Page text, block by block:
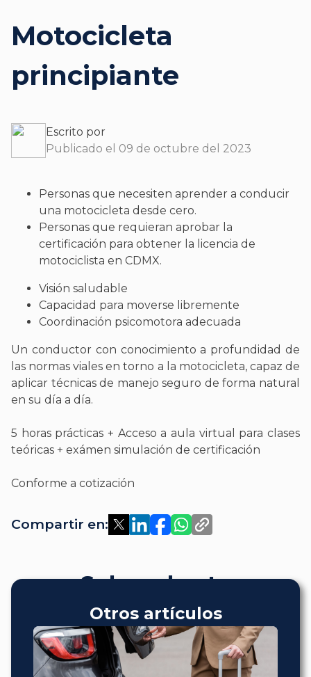
Motocicleta
principiante
Escrito por
Publicado el 09 de octubre del 2023
Personas que necesiten aprender a conducir
una motocicleta desde cero.
Personas que requieran aprobar la
certificación para obtener la licencia de
motociclista en CDMX.
Visión saludable
Capacidad para moverse libremente
Coordinación psicomotora adecuada
Un conductor con conocimiento a profundidad de
las normas viales en torno a la motocicleta, capaz de
aplicar técnicas de manejo seguro de forma natural
en su día a día.
5 horas prácticas + Acceso a aula virtual para clases
teóricas + exámen simulación de certificación
Conforme a cotización
Compartir en:
Sobre el autor
Otros artículos